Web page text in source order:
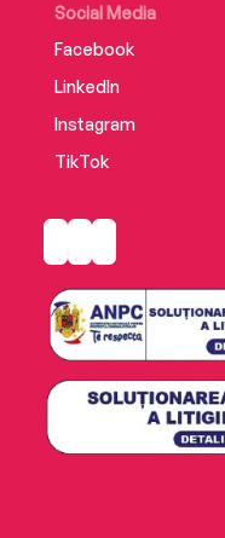
Social Media
Facebook
LinkedIn
Instagram
TikTok